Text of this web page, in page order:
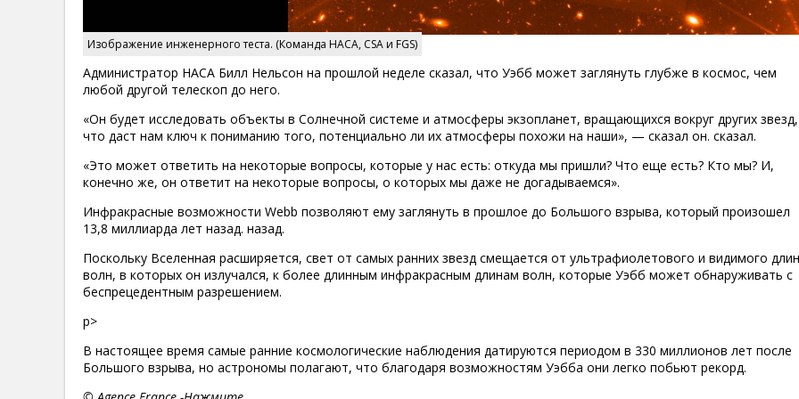
Изображение инженерного теста. (Команда НАСА, CSA и FGS)
Администратор НАСА Билл Нельсон на прошлой неделе сказал, что Уэбб может заглянуть глубже в космос, чем
любой другой телескоп до него.
«Он будет исследовать объекты в Солнечной системе и атмосферы экзопланет, вращающихся вокруг других звезд,
что даст нам ключ к пониманию того, потенциально ли их атмосферы похожи на наши», — сказал он. сказал.
«Это может ответить на некоторые вопросы, которые у нас есть: откуда мы пришли? Что еще есть? Кто мы? И,
конечно же, он ответит на некоторые вопросы, о которых мы даже не догадываемся».
Инфракрасные возможности Webb позволяют ему заглянуть в прошлое до Большого взрыва, который произошел
13,8 миллиарда лет назад. назад.
Поскольку Вселенная расширяется, свет от самых ранних звезд смещается от ультрафиолетового и видимого длин
волн, в которых он излучался, к более длинным инфракрасным длинам волн, которые Уэбб может обнаруживать с
беспрецедентным разрешением.
p>
В настоящее время самые ранние космологические наблюдения датируются периодом в 330 миллионов лет после
Большого взрыва, но астрономы полагают, что благодаря возможностям Уэбба они легко побьют рекорд.